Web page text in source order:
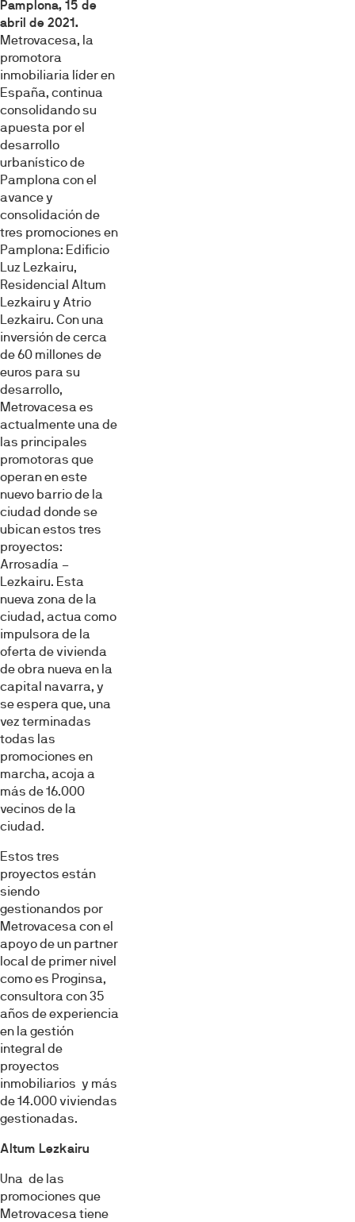
Pamplona, 15 de
abril de 2021.
Metrovacesa, la
promotora
inmobiliaria líder en
España, continua
consolidando su
apuesta por el
desarrollo
urbanístico de
Pamplona con el
avance y
consolidación de
tres promociones en
Pamplona: Edificio
Luz Lezkairu,
Residencial Altum
Lezkairu y Atrio
Lezkairu. Con una
inversión de cerca
de 60 millones de
euros para su
desarrollo,
Metrovacesa es
actualmente una de
las principales
promotoras que
operan en este
nuevo barrio de la
ciudad donde se
ubican estos tres
proyectos:
Arrosadía –
Lezkairu. Esta
nueva zona de la
ciudad, actua como
impulsora de la
oferta de vivienda
de obra nueva en la
capital navarra, y
se espera que, una
vez terminadas
todas las
promociones en
marcha, acoja a
más de 16.000
vecinos de la
ciudad.
Estos tres
proyectos están
siendo
gestionandos por
Metrovacesa con el
apoyo de un partner
local de primer nivel
como es Proginsa,
consultora con 35
años de experiencia
en la gestión
integral de
proyectos
inmobiliarios y más
de 14.000 viviendas
gestionadas.
Altum Lezkairu
Una de las
promociones que
Metrovacesa tiene